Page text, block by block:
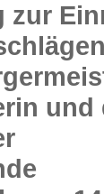
zur
und